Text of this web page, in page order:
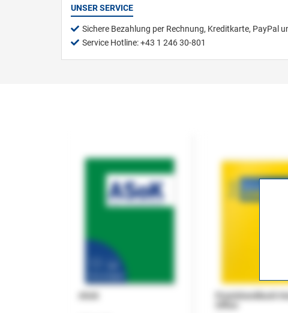
UNSER SERVICE
Sichere Bezahlung per Rechnung, Kreditkarte, PayPal
Service Hotline: +43 1 246 30-801
Praxishandbuch